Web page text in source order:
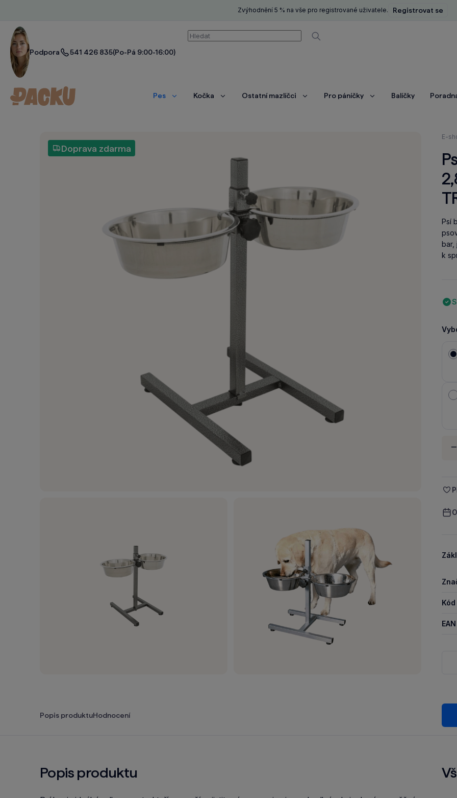
Zvýhodnění 5 % na vše pro registrované uživatele. Registrovat se
Podpora 541 426 835(Po-Pá 9:00-16:00)
Vyhledávání
Vyhledávat
Pes
ZobrazitKočka
ZobrazitOstatní mazlíčci
ZobrazitPro páníčky
ZobrazitBalíčky
zde:
E-
Doprava zdarma
Psí
bar,
k
-
EAN
Popis produktuHodnocení
Popis produktu